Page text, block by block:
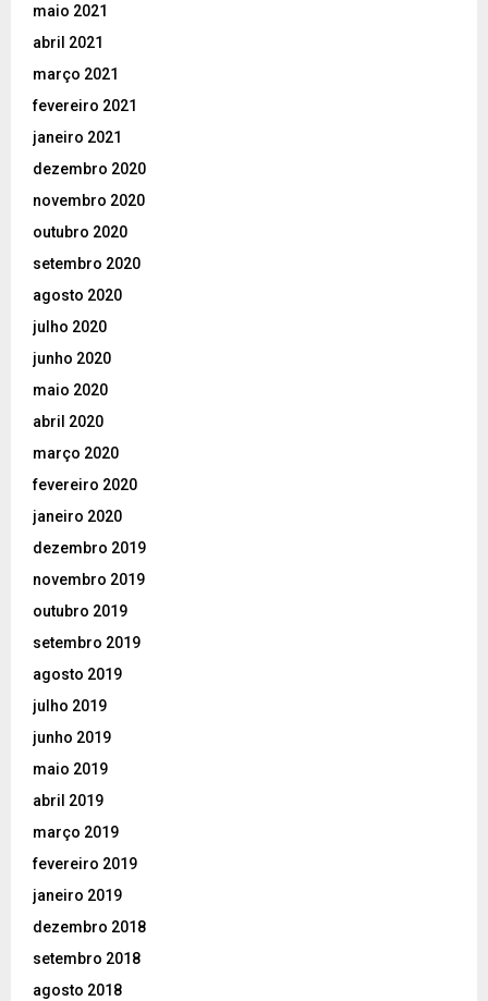
maio 2021
abril 2021
março 2021
fevereiro 2021
janeiro 2021
dezembro 2020
novembro 2020
outubro 2020
setembro 2020
agosto 2020
julho 2020
junho 2020
maio 2020
abril 2020
março 2020
fevereiro 2020
janeiro 2020
dezembro 2019
novembro 2019
outubro 2019
setembro 2019
agosto 2019
julho 2019
junho 2019
maio 2019
abril 2019
março 2019
fevereiro 2019
janeiro 2019
dezembro 2018
setembro 2018
agosto 2018